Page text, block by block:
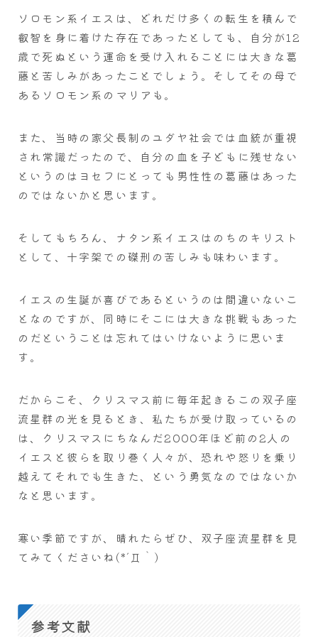
ソロモン系イエスは、どれだけ多くの転生を積んで
叡智を身に着けた存在であったとしても、自分が12
歳で死ぬという運命を受け入れることには大きな葛
藤と苦しみがあったことでしょう。そしてその母で
あるソロモン系のマリアも。
また、当時の家父長制のユダヤ社会では血統が重視
され常識だったので、自分の血を子どもに残せない
というのはヨセフにとっても男性性の葛藤はあった
のではないかと思います。
そしてもちろん、ナタン系イエスはのちのキリスト
として、十字架での磔刑の苦しみも味わいます。
イエスの生誕が喜びであるというのは間違いないこ
となのですが、同時にそこには大きな挑戦もあった
のだということは忘れてはいけないように思いま
す。
だからこそ、クリスマス前に毎年起きるこの双子座
流星群の光を見るとき、私たちが受け取っているの
は、クリスマスにちなんだ2000年ほど前の2人の
イエスと彼らを取り巻く人々が、恐れや怒りを乗り
越えてそれでも生きた、という勇気なのではないか
なと思います。
寒い季節ですが、晴れたらぜひ、双子座流星群を見
てみてくださいね(*´Д｀)
参考文献